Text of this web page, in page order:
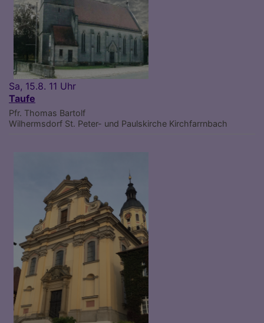
Sa, 15.8. 11 Uhr
Taufe
Pfr. Thomas Bartolf
Wilhermsdorf St. Peter- und Paulskirche Kirchfarrnbach